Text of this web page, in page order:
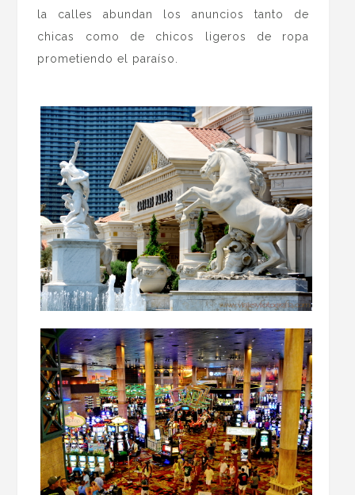
la calles abundan los anuncios tanto de
chicas como de chicos ligeros de ropa
prometiendo el paraíso.